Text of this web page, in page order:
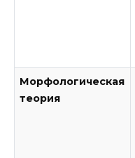
Морфологическая
теория